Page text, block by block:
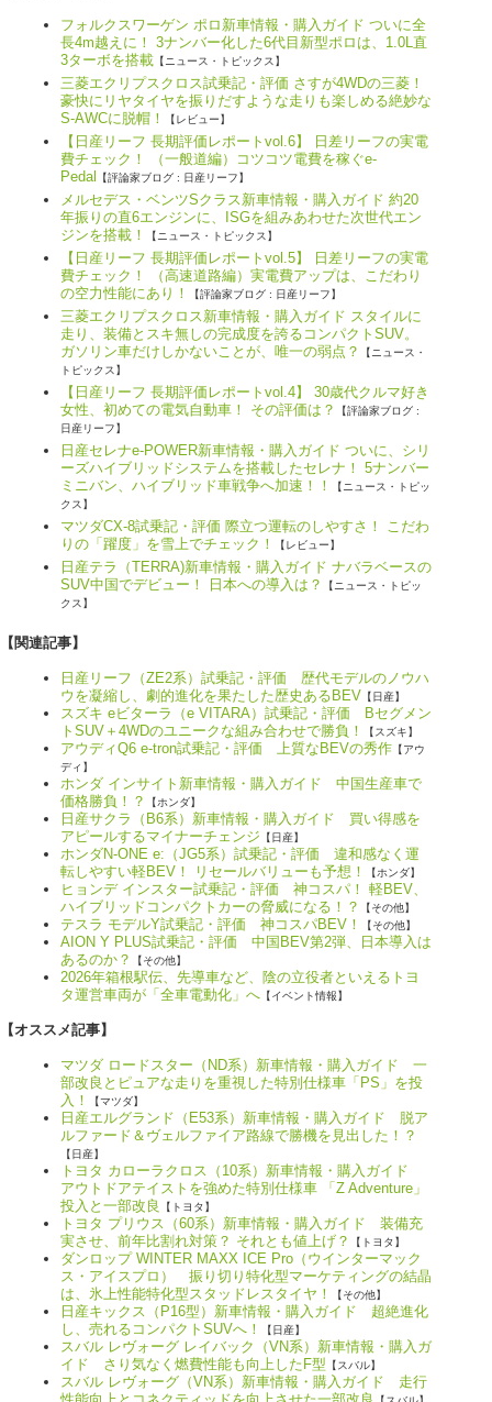
フォルクスワーゲン ポロ新車情報・購入ガイド ついに全
長4m越えに！ 3ナンバー化した6代目新型ポロは、1.0L直
3ターボを搭載 【ニュース・トピックス】
三菱エクリプスクロス試乗記・評価 さすが4WDの三菱！
豪快にリヤタイヤを振りだすような走りも楽しめる絶妙な
S-AWCに脱帽！
【レビュー】
【日産リーフ 長期評価レポートvol.6】 日差リーフの実電
費チェック！ （一般道編）コツコツ電費を稼ぐe-
Pedal
【評論家ブログ : 日産リーフ】
メルセデス・ベンツSクラス新車情報・購入ガイド 約20
年振りの直6エンジンに、ISGを組みあわせた次世代エン
ジンを搭載！
【ニュース・トピックス】
【日産リーフ 長期評価レポートvol.5】 日差リーフの実電
費チェック！ （高速道路編）実電費アップは、こだわり
の空力性能にあり！
【評論家ブログ : 日産リーフ】
三菱エクリプスクロス新車情報・購入ガイド スタイルに
走り、装備とスキ無しの完成度を誇るコンパクトSUV。
ガソリン車だけしかないことが、唯一の弱点？
【ニュース・
トピックス】
【日産リーフ 長期評価レポートvol.4】 30歳代クルマ好き
女性、初めての電気自動車！ その評価は？
【評論家ブログ :
日産リーフ】
日産セレナe-POWER新車情報・購入ガイド ついに、シリ
ーズハイブリッドシステムを搭載したセレナ！ 5ナンバー
ミニバン、ハイブリッド車戦争へ加速！！
【ニュース・トピッ
クス】
マツダCX-8試乗記・評価 際立つ運転のしやすさ！ こだわ
りの「躍度」を雪上でチェック！
【レビュー】
日産テラ（TERRA)新車情報・購入ガイド ナバラベースの
SUV中国でデビュー！ 日本への導入は？
【ニュース・トピッ
クス】
【関連記事】
日産リーフ（ZE2系）試乗記・評価 歴代モデルのノウハ
ウを凝縮し、劇的進化を果たした歴史あるBEV 【日産】
スズキ eビターラ（e VITARA）試乗記・評価 Bセグメン
トSUV＋4WDのユニークな組み合わせで勝負！
【スズキ】
アウディQ6 e-tron試乗記・評価 上質なBEVの秀作 【アウ
ディ】
ホンダ インサイト新車情報・購入ガイド 中国生産車で
価格勝負！？
【ホンダ】
日産サクラ（B6系）新車情報・購入ガイド 買い得感を
アピールするマイナーチェンジ 【日産】
ホンダN-ONE e:（JG5系）試乗記・評価 違和感なく運
転しやすい軽BEV！ リセールバリューも予想！
【ホンダ】
ヒョンデ インスター試乗記・評価 神コスパ！ 軽BEV、
ハイブリッドコンパクトカーの脅威になる！？
【その他】
テスラ モデルY試乗記・評価 神コスパBEV！ 【その他】
AION Y PLUS試乗記・評価 中国BEV第2弾、日本導入は
あるのか？
【その他】
2026年箱根駅伝、先導車など、陰の立役者といえるトヨ
タ運営車両が「全車電動化」へ 【イベント情報】
【オススメ記事】
マツダ ロードスター（ND系）新車情報・購入ガイド 一
部改良とピュアな走りを重視した特別仕様車「PS」を投
入！
【マツダ】
日産エルグランド（E53系）新車情報・購入ガイド 脱ア
ルファード＆ヴェルファイア路線で勝機を見出した！？
【日産】
トヨタ カローラクロス（10系）新車情報・購入ガイド
アウトドアテイストを強めた特別仕様車 「Z Adventure」
投入と一部改良
【トヨタ】
トヨタ プリウス（60系）新車情報・購入ガイド 装備充
実させ、前年比割れ対策？ それとも値上げ？
【トヨタ】
ダンロップ WINTER MAXX ICE Pro（ウインターマック
ス・アイスプロ） 振り切り特化型マーケティングの結晶
は、氷上性能特化型スタッドレスタイヤ！
【その他】
日産キックス（P16型）新車情報・購入ガイド 超絶進化
し、売れるコンパクトSUVへ！
【日産】
スバル レヴォーグ レイバック（VN系）新車情報・購入ガ
イド さり気なく燃費性能も向上したF型 【スバル】
スバル レヴォーグ（VN系）新車情報・購入ガイド 走行